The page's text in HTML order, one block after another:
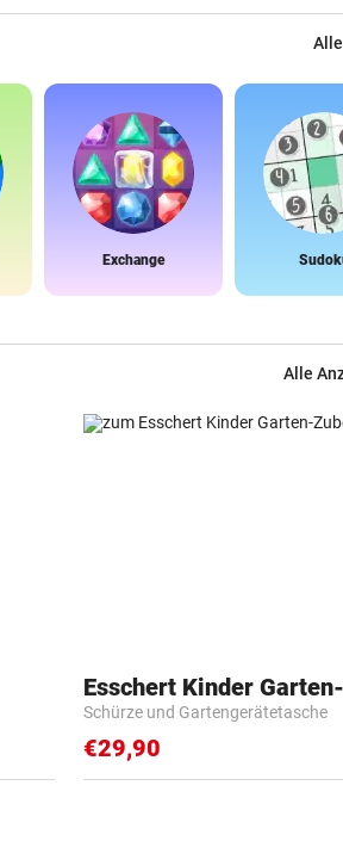
Exchange
Alle
Esschert Kinder Garten-
Schürze und Gartengerätetasche
€29,90